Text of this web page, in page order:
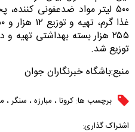
۲۵۵ هزار بسته بهداشتی تهیه
توزیع شد.
منبع:باشگاه خبرنگاران جوان
برچسب ها: کرونا ، مبارزه ، سنگر ،
اشتراک گذاری: